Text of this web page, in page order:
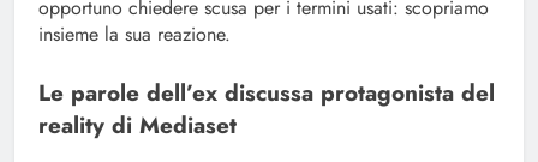
opportuno chiedere scusa per i termini usati: scopriamo
insieme la sua reazione.
Le parole dell’ex discussa protagonista del
reality di Mediaset